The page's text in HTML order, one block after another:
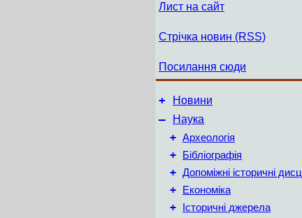
Лист на сайт
Стрічка новин (RSS)
Посилання сюди
+ Новини
–
Наука
+ Археологія
+ Бібліографія
+ Допоміжні історичні
+ Економіка
+ Історичні джерела